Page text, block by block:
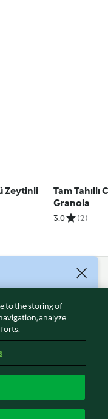
Zeytinli
Tam Tahıllı
Granola
3.0 (2)
to the storing of
analyze